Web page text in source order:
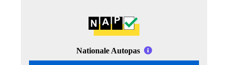
Nationale Autopas